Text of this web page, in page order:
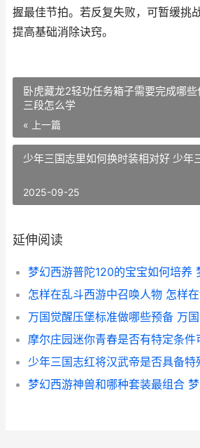
握最佳节拍。若反复失败，可暂缓挑
提高基础消除诀窍。
卧虎藏龙2轻功任务箱子需要完成哪
三段怎么学
« 上一篇
少年三国志里如何换时装相对好 少年
2025-09-25
延伸阅读
怎样在乱斗西游中召唤人物 怎样
万国觉醒压堡标准做哪些预备 万